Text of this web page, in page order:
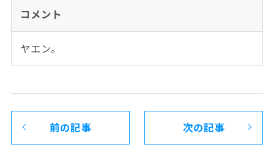
コメント
ヤエン。
前の記事 次の記事